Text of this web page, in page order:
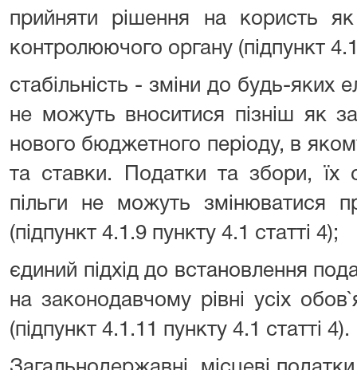
прийняти рішення на користь
контролюючого органу (підпункт
стабільність - зміни до будь-яких
не можуть вноситися пізніш як
нового бюджетного періоду, в
та ставки. Податки та збори, їх
пільги не можуть змінюватися
(підпункт 4.1.9 пункту 4.1 статті 4);
єдиний підхід до встановлення
на законодавчому рівні усіх
(підпункт 4.1.11 пункту 4.1 статті 4).